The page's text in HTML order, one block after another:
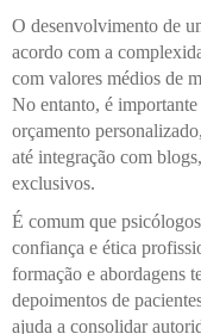
O desenvolvimento de
acordo com a
com valores médios de
No entanto, é
orçamento
até integração com
exclusivos.
É comum que
confiança e ética
formação e abordagens
depoimentos de
ajuda a consolidar